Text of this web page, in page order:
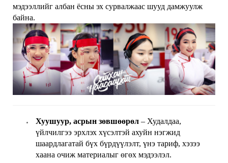
мэдээллийг албан ёсны эх сурвалжаас шууд дамжуулж
байна.
Хуушуур, асрын зөвшөөрөл – Худалдаа,
үйлчилгээ эрхлэх хүсэлтэй ахуйн нэгжид
шаардлагатай бүх бүрдүүлэлт, үнэ тариф, хэзээ
хаана очиж материалыг өгөх мэдээлэл.